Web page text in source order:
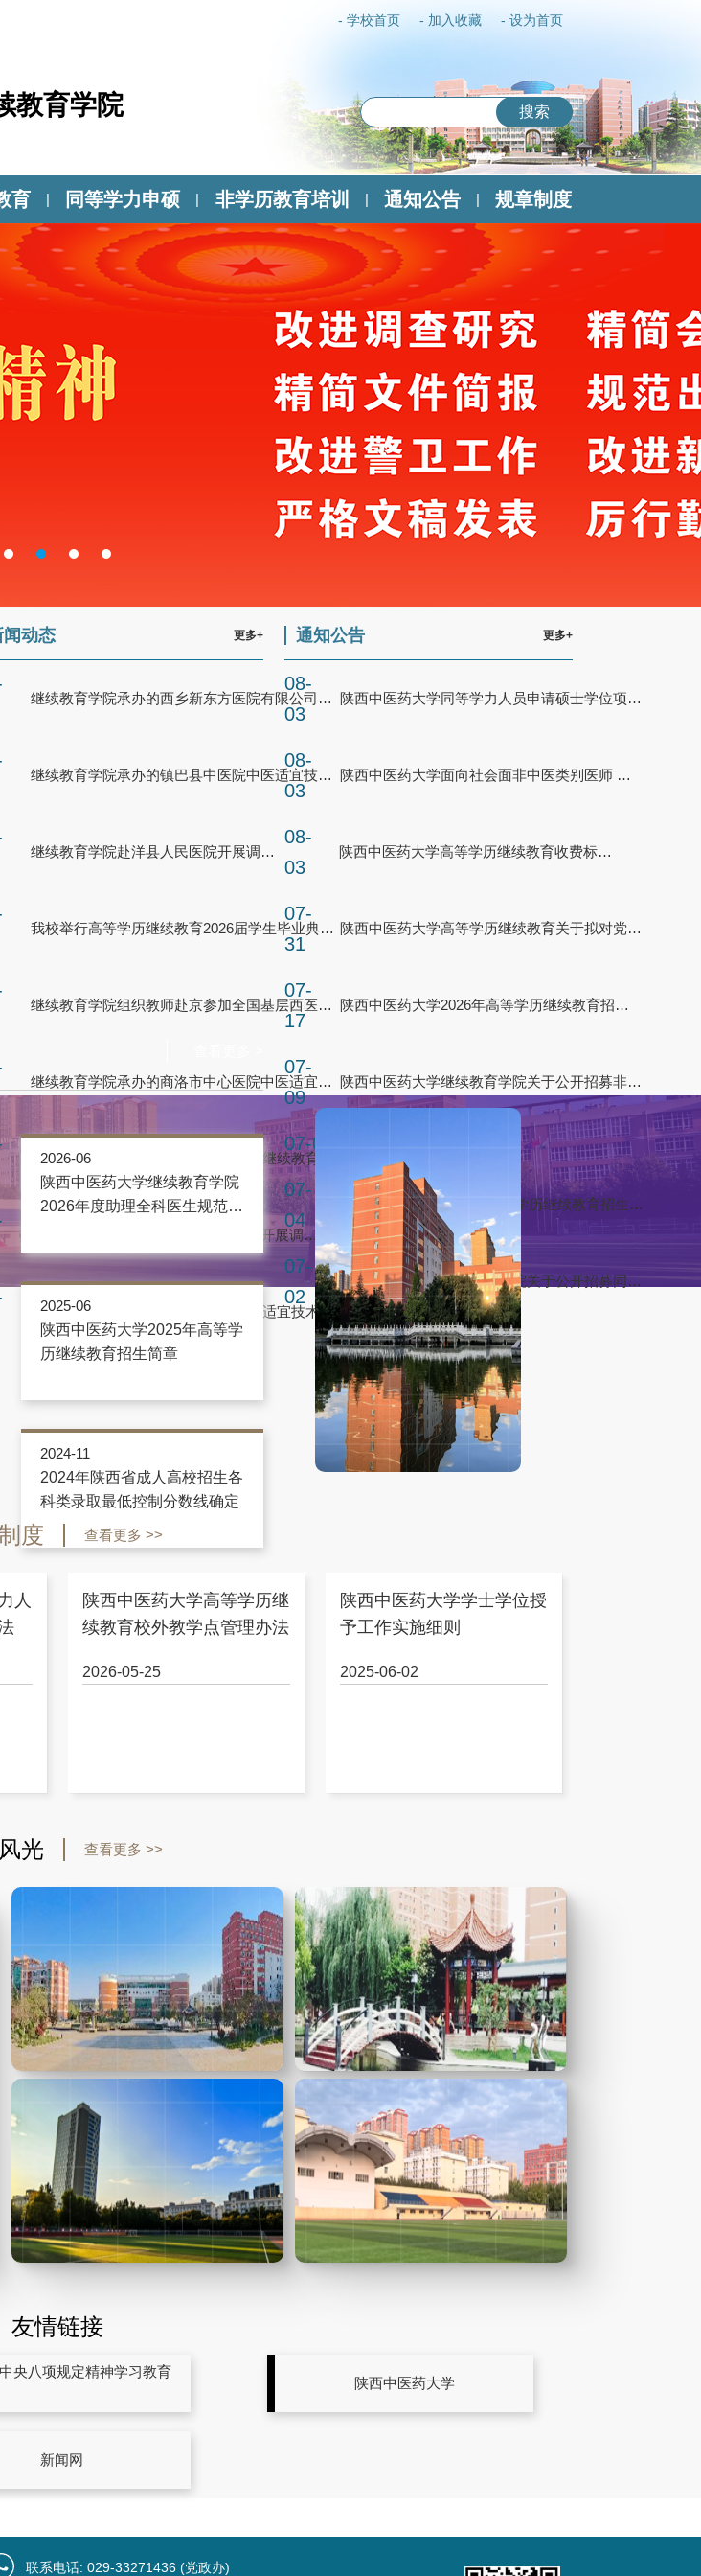
- 学校首页 - 加入收藏 - 设为首页
教育学院 搜索
育 | 同等学力申硕 | 非学历教育培训 | 通知公告 | 规章制度
更多+
闻动态
继续教育学院承办的西乡新东方医院有限公司中医...
继续教育学院承办的镇巴县中医院中医适宜技术培...
继续教育学院赴洋县人民医院开展调研交流
我校举行高等学历继续教育2026届学生毕业典礼暨...
继续教育学院组织教师赴京参加全国基层西医学习...
继续教育学院承办的商洛市中心医院中医适宜技术...
继续教育学院赴城固县航天新城医院开展调研交流
我校承办的2026年洋县中医医院中医适宜技术规范...
更多+
通知公告
08-
03
陕西中医药大学同等学力人员申请硕士学位项目收...
08-
03
陕西中医药大学面向社会面非中医类别医师 学习...
08-
03
陕西中医药大学高等学历继续教育收费标准公示
07-
31
陕西中医药大学高等学历继续教育关于拟对党杰涛...
07-
17
陕西中医药大学2026年高等学历继续教育招生简章
07-
09
陕西中医药大学继续教育学院关于公开招募非学历...
07-06
07-
04
2026年陕西中医药大学高等学历继续教育招生宣传...
07-
02
陕西中医药大学继续教育学院关于公开招募同等学...
2026-06
陕西中医药大学继续教育学院
2026年度助理全科医生规范化
2025-06
陕西中医药大学2025年高等学
历继续教育招生简章
2024-11
2024年陕西省成人高校招生各
科类录取最低控制分数线确定
度 查看更多 >>
人
陕西中医药大学高等学历继
续教育校外教学点管理办法
2026-05-25
陕西中医药大学学士学位授
予工作实施细则
2025-06-02
光 查看更多 >>
友情链接
央八项规定精神学习教育
陕西中医药大学
新闻网
联系电话: 029-33271436 (党政办)